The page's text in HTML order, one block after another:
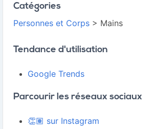
Catégories
Personnes et Corps > Mains
Tendance d'utilisation
Google Trends
Parcourir les réseaux sociaux
👏🏽 sur Instagram